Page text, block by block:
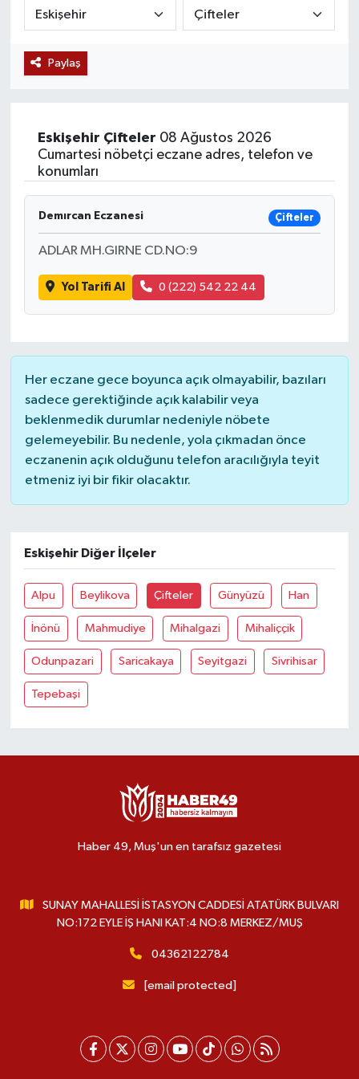
Paylaş
Eskişehir Çifteler 08 Ağustos 2026
Cumartesi nöbetçi eczane adres, telefon ve
konumları
Demırcan Eczanesi Çifteler
ADLAR MH.GIRNE CD.NO:9
Yol Tarifi Al 0 (222) 542 22 44
Her eczane gece boyunca açık olmayabilir, bazıları
sadece gerektiğinde açık kalabilir veya
beklenmedik durumlar nedeniyle nöbete
gelemeyebilir. Bu nedenle, yola çıkmadan önce
eczanenin açık olduğunu telefon aracılığıyla teyit
etmeniz iyi bir fikir olacaktır.
Eskişehir Diğer İlçeler
Alpu Beylikova Çifteler Günyüzü Han
İnönü Mahmudiye Mihalgazi Mihaliççik
Odunpazari Saricakaya Seyitgazi Sivrihisar
Tepebaşi
Haber 49, Muş'un en tarafsız gazetesi
SUNAY MAHALLESİ İSTASYON CADDESİ ATATÜRK BULVARI
NO:172 EYLE İŞ HANI KAT:4 NO:8 MERKEZ/MUŞ
04362122784
[email protected]
Siyaset
Teknoloji
Muş
Hasköy
Korkut
Bulanık
Malazgirt
Varto